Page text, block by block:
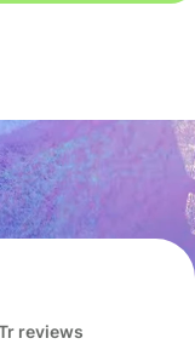
reviews